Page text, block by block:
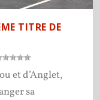
TITRE DE
et d’Anglet,
sa